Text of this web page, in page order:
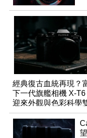
經典復古血統再現？
下一代旗艦相機 X-
迎來外觀與色彩科學
優化